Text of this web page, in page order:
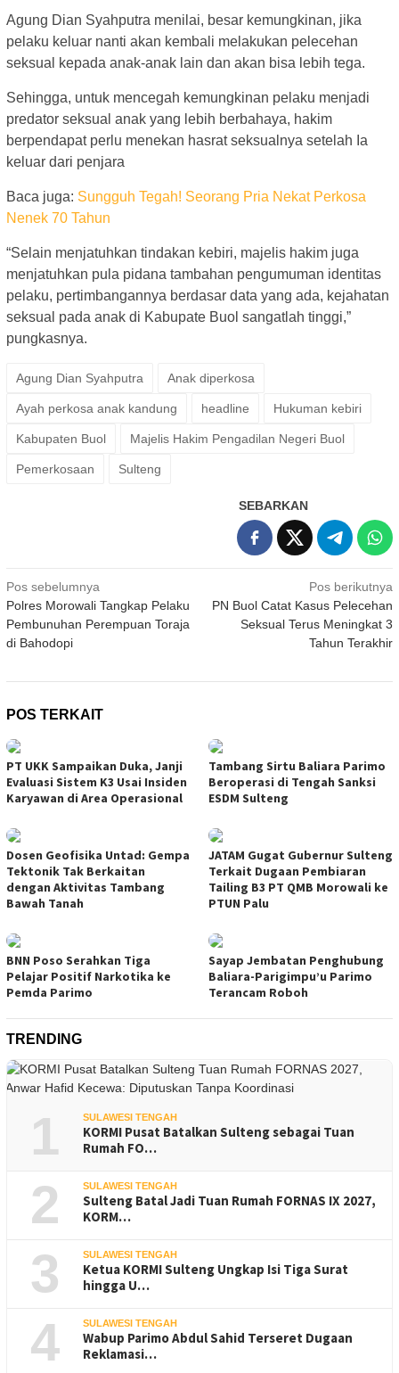
Agung Dian Syahputra menilai, besar kemungkinan, jika
pelaku keluar nanti akan kembali melakukan pelecehan
seksual kepada anak-anak lain dan akan bisa lebih tega.
Sehingga, untuk mencegah kemungkinan pelaku menjadi
predator seksual anak yang lebih berbahaya, hakim
berpendapat perlu menekan hasrat seksualnya setelah Ia
keluar dari penjara
Baca juga: Sungguh Tegah! Seorang Pria Nekat Perkosa
Nenek 70 Tahun
“Selain menjatuhkan tindakan kebiri, majelis hakim juga
menjatuhkan pula pidana tambahan pengumuman identitas
pelaku, pertimbangannya berdasar data yang ada, kejahatan
seksual pada anak di Kabupate Buol sangatlah tinggi,”
pungkasnya.
Agung Dian Syahputra Anak diperkosa
Ayah perkosa anak kandung headline Hukuman kebiri
Kabupaten Buol Majelis Hakim Pengadilan Negeri Buol
Pemerkosaan Sulteng
SEBARKAN
Navigasi
pos
Pos sebelumnya
Polres Morowali Tangkap Pelaku
Pembunuhan Perempuan Toraja
di Bahodopi
Pos berikutnya
PN Buol Catat Kasus Pelecehan
Seksual Terus Meningkat 3
Tahun Terakhir
POS TERKAIT
PT UKK Sampaikan Duka, Janji
Evaluasi Sistem K3 Usai Insiden
Karyawan di Area Operasional
Tambang Sirtu Baliara Parimo
Beroperasi di Tengah Sanksi
ESDM Sulteng
Dosen Geofisika Untad: Gempa
Tektonik Tak Berkaitan
dengan Aktivitas Tambang
Bawah Tanah
JATAM Gugat Gubernur Sulteng
Terkait Dugaan Pembiaran
Tailing B3 PT QMB Morowali ke
PTUN Palu
BNN Poso Serahkan Tiga
Pelajar Positif Narkotika ke
Pemda Parimo
Sayap Jembatan Penghubung
Baliara-Parigimpu’u Parimo
Terancam Roboh
TRENDING
1 SULAWESI TENGAH
KORMI Pusat Batalkan Sulteng sebagai Tuan
Rumah FO…
2 SULAWESI TENGAH
Sulteng Batal Jadi Tuan Rumah FORNAS IX 2027,
KORM…
3 SULAWESI TENGAH
Ketua KORMI Sulteng Ungkap Isi Tiga Surat
hingga U…
4 SULAWESI TENGAH
Wabup Parimo Abdul Sahid Terseret Dugaan
Reklamasi…